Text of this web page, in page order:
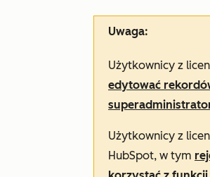
Uwaga:
Użytkownicy z
edytować
Użytkownicy z
HubSpot, w tym